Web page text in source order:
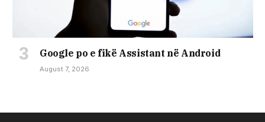
Google po e fikë Assistant në Android
August 7, 2026